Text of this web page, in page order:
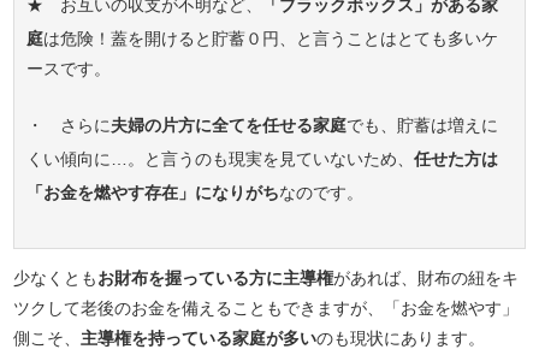
★ お互いの収支が不明など、
「ブラックボックス」がある家
庭は危険！蓋を開けると貯蓄０円、と言うことはとても多いケ
ースです。
・ さらに夫婦の片方に全てを任せる家庭でも、貯蓄は増えに
くい傾向に…。と言うのも現実を見ていないため、任せた方は
「お金を燃やす存在」になりがちなのです。
少なくともお財布を握っている方に主導権があれば、財布の紐をキ
ツクして老後のお金を備えることもできますが、「お金を燃やす」
側こそ、主導権を持っている家庭が多いのも現状にあります。